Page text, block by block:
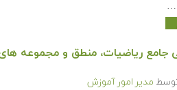
جامع ریاضیات، منطق و مجموعه
مدیر امور آموزش